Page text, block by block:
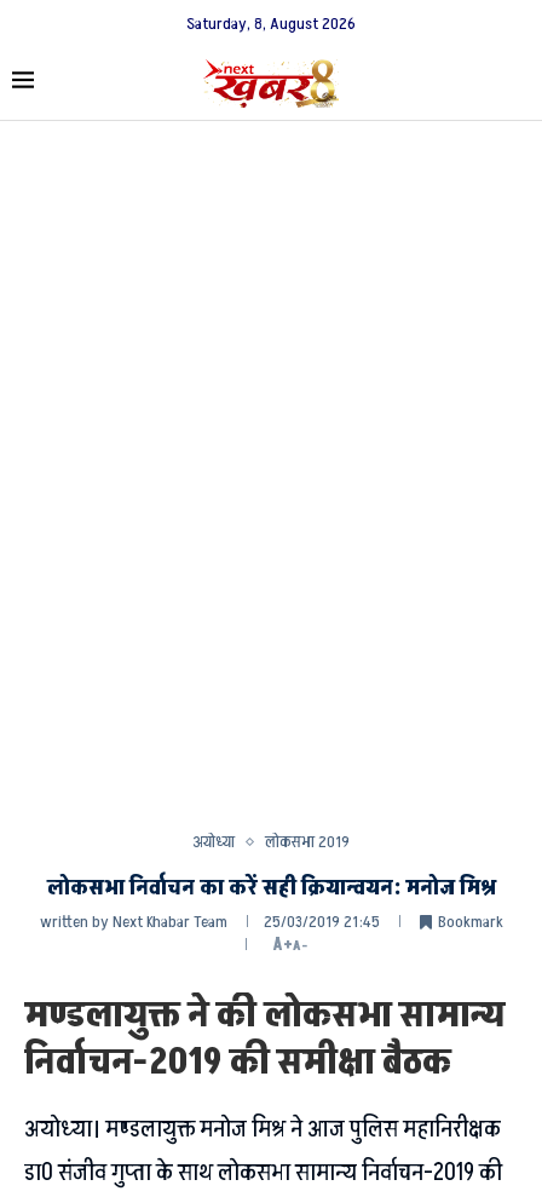
Saturday, 8, August 2026
अयोध्या लोकसभा 2019
लोकसभा निर्वाचन का करें सही क्रियान्वयन: मनोज मिश्र
written byNext Khabar Team 25/03/2019 21:45
Bookmark
A+A-
मण्डलायुक्त ने की लोकसभा सामान्य
निर्वाचन-2019 की समीक्षा बैठक
अयोध्या। मण्डलायुक्त मनोज मिश्र ने आज पुलिस महानिरीक्षक
डा0 संजीव गुप्ता के साथ लोकसभा सामान्य निर्वाचन-2019 की